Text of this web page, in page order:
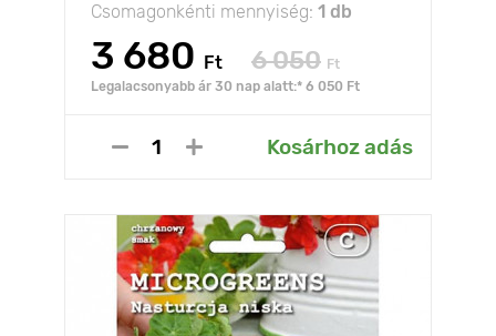
Csomagonkénti mennyiség: 1 db
3 680 Ft 6 050 Ft
Legalacsonyabb ár 30 nap alatt:* 6 050 Ft
Kosárhoz adás